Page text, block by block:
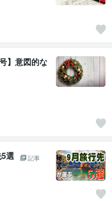
】意図的な
選
記事